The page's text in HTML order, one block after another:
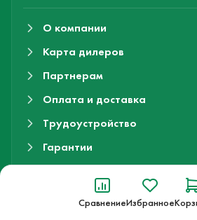
СравнениеИзбранное
О компании
Карта дилеров
Партнерам
Оплата и доставка
Трудоустройство
Гарантии